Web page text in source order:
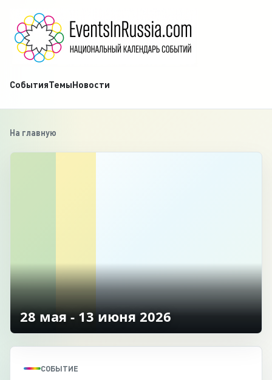
СобытияТемыНовости
На главную
28 мая - 13 июня 2026
СОБЫТИЕ